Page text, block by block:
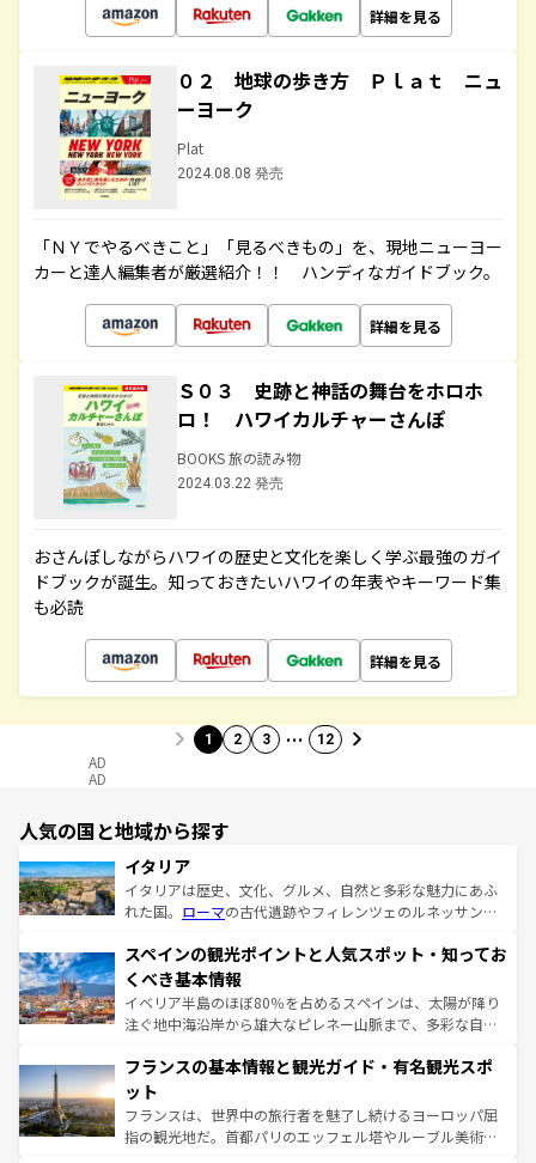
詳細を見る
０２ 地球の歩き方 Ｐｌａｔ ニュ
ーヨーク
Plat
2024.08.08 発売
「ＮＹでやるべきこと」「見るべきもの」を、現地ニューヨー
カーと達人編集者が厳選紹介！！ ハンディなガイドブック。
詳細を見る
Ｓ０３ 史跡と神話の舞台をホロホ
ロ！ ハワイカルチャーさんぽ
BOOKS 旅の読み物
2024.03.22 発売
おさんぽしながらハワイの歴史と文化を楽しく学ぶ最強のガイ
ドブックが誕生。知っておきたいハワイの年表やキーワード集
も必読
詳細を見る
1 2 3 … 12
AD
AD
人気の国と地域から探す
イタリア
イタリアは歴史、文化、グルメ、自然と多彩な魅力にあふ
れた国。 ローマの古代遺跡やフィレンツェのルネッサンス
ろん、トスカーナの美しい田園風景やアマルフィ海岸の絶
景など、自然景観も見逃せない。観光の合間には、本場の
ピザやパスタなど、絶品のイタリア料理を堪能することも
できる。朝目覚めてから夜眠るまで、すべての瞬間を楽し
なお、新着のイタリア情報はコンテンツ一覧を参照してほ
しい。
スペインの観光ポイントと人気スポット・知ってお
くべき基本情報
イベリア半島のほぼ80％を占めるスペインは、太陽が降り
注ぐ地中海沿岸から雄大なピレネー山脈まで、多彩な自然
文化が根付くこの国では、情熱的なフラメンコ、熱気あふ
れる闘牛、そして美味しいタパスが生活の一部となってい
る。首都マドリードの洗練された雰囲気や、バルセロナの
アートに溢れた街角から、地方では古代ローマ遺跡や中世
フランスの基本情報と観光ガイド・有名観光スポ
ット
フランスは、世界中の旅行者を魅了し続けるヨーロッパ屈
指の観光地だ。首都パリのエッフェル塔やルーブル美術館